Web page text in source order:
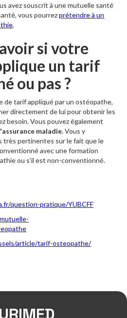
avez souscrit à une mutuelle santé
vous pourrezprétendre à un
.
si votre
un tarif
ou pas ?
de tarif appliqué par un ostéopathe,
directement de lui pour obtenir les
besoin. Vous pouvez également
maladie. Vous y
très pertinentes sur le fait que le
avec une formation
ou s'il est non-conventionné.
question-pratique/YUBCFF
article/tarif-osteopathe/